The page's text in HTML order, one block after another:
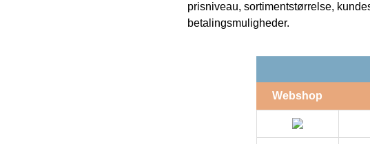
prisniveau, sortimentstørrelse,
betalingsmuligheder.
Webshop